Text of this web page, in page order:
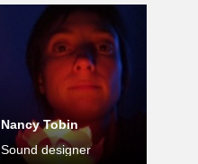
Nancy Tobin
Sound designer